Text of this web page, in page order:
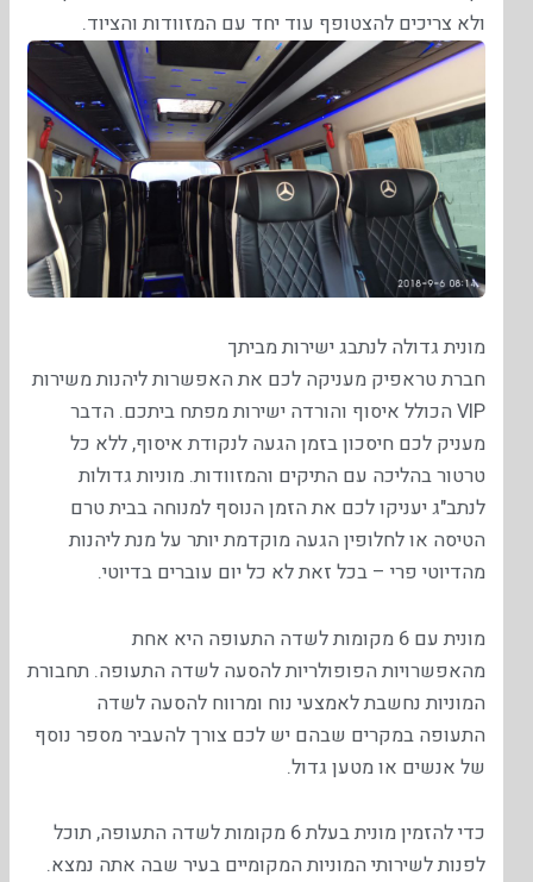
ולא צריכים להצטופף עוד יחד עם המזוודות והציוד.
מונית גדולה לנתבג ישירות מביתך
חברת טראפיק מעניקה לכם את האפשרות ליהנות משירות
VIP הכולל איסוף והורדה ישירות מפתח ביתכם. הדבר
מעניק לכם חיסכון בזמן הגעה לנקודת איסוף, ללא כל
טרטור בהליכה עם התיקים והמזוודות. מוניות גדולות
לנתב"ג יעניקו לכם את הזמן הנוסף למנוחה בבית טרם
הטיסה או לחלופין הגעה מוקדמת יותר על מנת ליהנות
מהדיוטי פרי – בכל זאת לא כל יום עוברים בדיוטי.
מונית עם 6 מקומות לשדה התעופה היא אחת
מהאפשרויות הפופולריות להסעה לשדה התעופה. תחבורת
המוניות נחשבת לאמצעי נוח ומרווח להסעה לשדה
התעופה במקרים שבהם יש לכם צורך להעביר מספר נוסף
של אנשים או מטען גדול.
כדי להזמין מונית בעלת 6 מקומות לשדה התעופה, תוכל
לפנות לשירותי המוניות המקומיים בעיר שבה אתה נמצא.